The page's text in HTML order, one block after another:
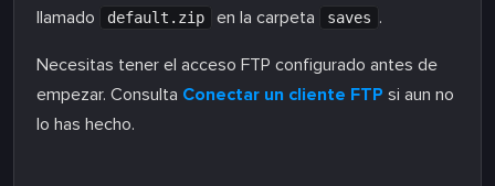
llamado
default.zip en la carpeta saves .
Necesitas tener el acceso FTP configurado antes de
empezar. Consulta Conectar un cliente FTP si aun no
lo has hecho.